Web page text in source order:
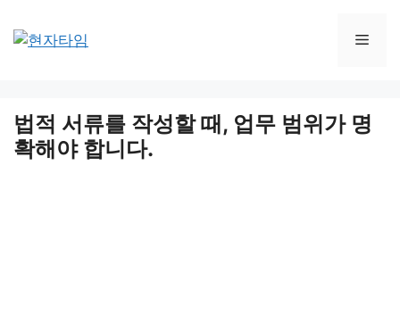
법적 서류를 작성할 때, 업무 범위가 명
확해야 합니다.